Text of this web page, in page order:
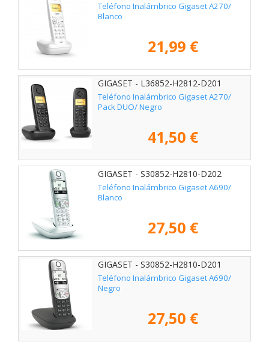
Teléfono Inalámbrico Gigaset A270/
Blanco
21,99 €
GIGASET - L36852-H2812-D201
Teléfono Inalámbrico Gigaset A270/
Pack DUO/ Negro
41,50 €
GIGASET - S30852-H2810-D202
Teléfono Inalámbrico Gigaset A690/
Blanco
27,50 €
GIGASET - S30852-H2810-D201
Teléfono Inalámbrico Gigaset A690/
Negro
27,50 €